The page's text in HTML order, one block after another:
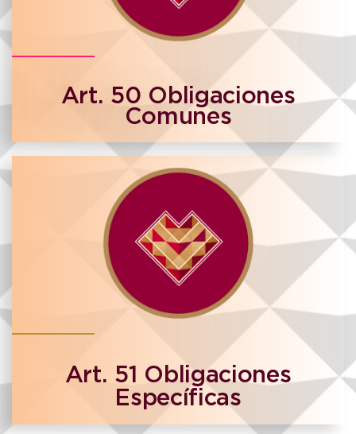
Art. 50 Obligaciones
Comunes
Art. 51 Obligaciones
Específicas